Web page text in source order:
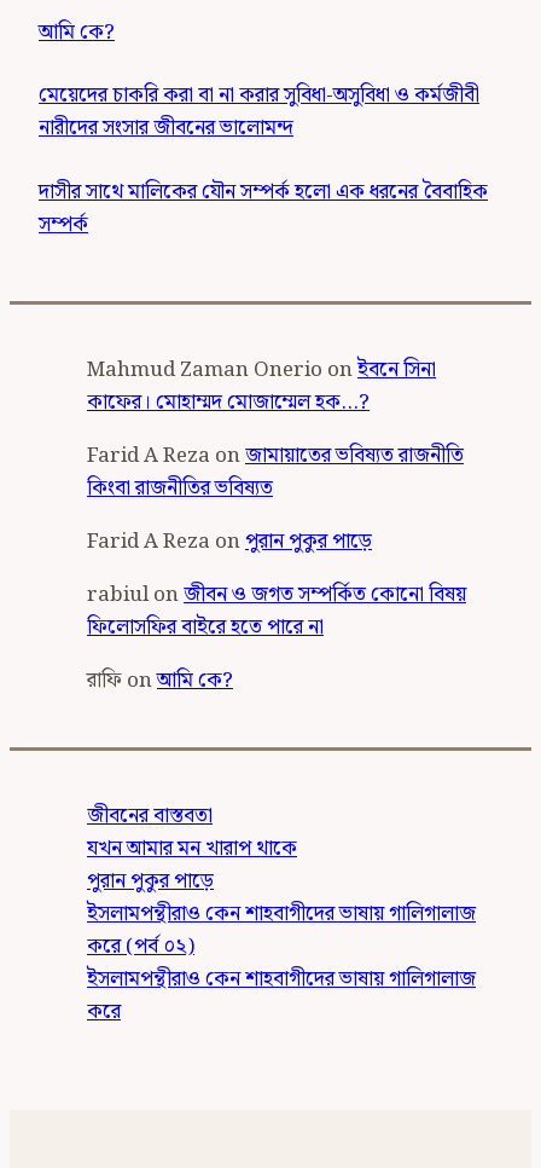
আমি কে?
মেয়েদের চাকরি করা বা না করার সুবিধা-অসুবিধা ও কর্মজীবী
নারীদের সংসার জীবনের ভালোমন্দ
দাসীর সাথে মালিকের যৌন সম্পর্ক হলো এক ধরনের বৈবাহিক
সম্পর্ক
Mahmud Zaman Onerio onইবনে সিনা
কাফের। মোহাম্মদ মোজাম্মেল হক…?
Farid A Reza onজামায়াতের ভবিষ্যত রাজনীতি
কিংবা রাজনীতির ভবিষ্যত
Farid A Reza onপুরান পুকুর পাড়ে
rabiulonজীবন ও জগত সম্পর্কিত কোনো বিষয়
ফিলোসফির বাইরে হতে পারে না
রাফিonআমি কে?
জীবনের বাস্তবতা
যখন আমার মন খারাপ থাকে
পুরান পুকুর পাড়ে
ইসলামপন্থীরাও কেন শাহবাগীদের ভাষায় গালিগালাজ
করে (পর্ব ০২)
ইসলামপন্থীরাও কেন শাহবাগীদের ভাষায় গালিগালাজ
করে